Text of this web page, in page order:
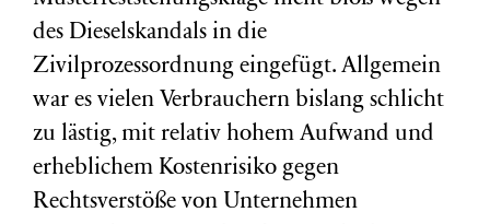
des Dieselskandals in die
Zivilprozessordnung eingefügt. Allgemein
war es vielen Verbrauchern bislang schlicht
zu lästig, mit relativ hohem Aufwand und
erheblichem Kostenrisiko gegen
Rechtsverstöße von Unternehmen